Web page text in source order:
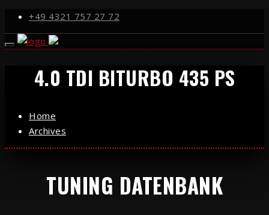
+49 4321 757 27 72
4.0 TDI BITURBO 435 PS
Home
Archives
TUNING DATENBANK